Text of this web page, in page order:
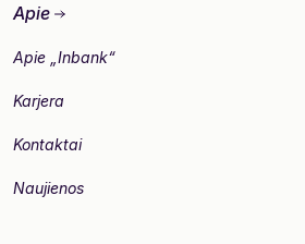
Apie
Apie „Inbank“
Karjera
Kontaktai
Naujienos